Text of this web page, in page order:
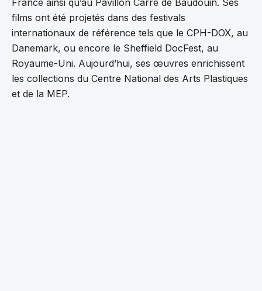
films ont été projetés dans des festivals
internationaux de référence tels que le CPH-DOX, au
Danemark, ou encore le Sheffield DocFest, au
Royaume-Uni. Aujourd’hui, ses œuvres enrichissent
les collections du Centre National des Arts Plastiques
et de la MEP.